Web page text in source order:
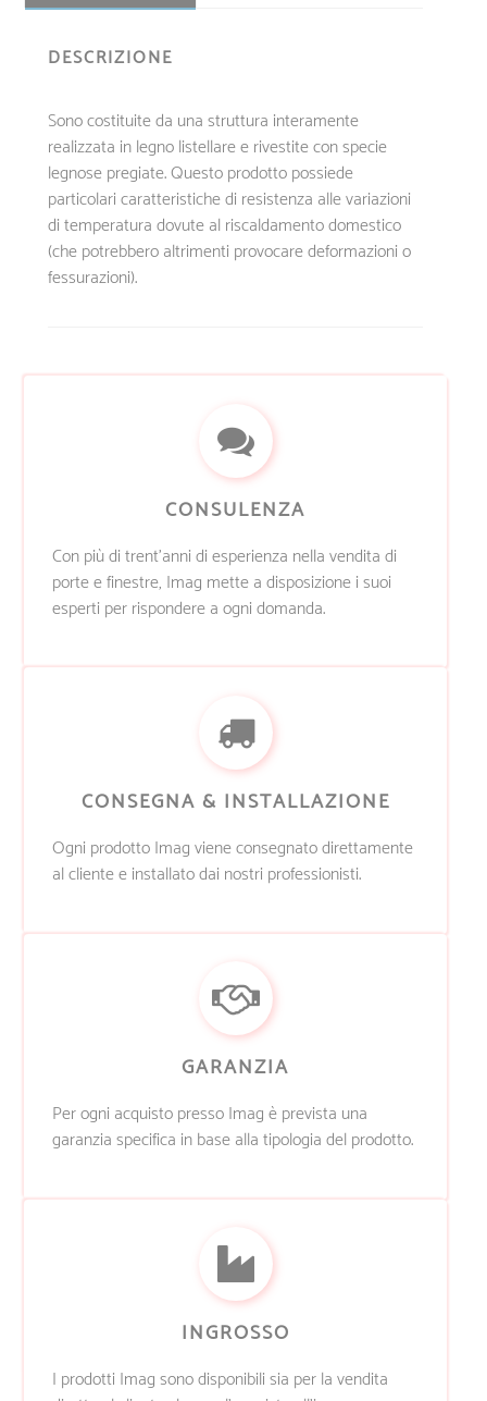
DESCRIZIONE
Sono costituite da una struttura interamente
realizzata in legno listellare e rivestite con specie
legnose pregiate. Questo prodotto possiede
particolari caratteristiche di resistenza alle variazioni
di temperatura dovute al riscaldamento domestico
(che potrebbero altrimenti provocare deformazioni o
fessurazioni).
CONSULENZA
Con più di trent’anni di esperienza nella vendita di
porte e finestre, Imag mette a disposizione i suoi
esperti per rispondere a ogni domanda.
CONSEGNA & INSTALLAZIONE
Ogni prodotto Imag viene consegnato direttamente
al cliente e installato dai nostri professionisti.
GARANZIA
Per ogni acquisto presso Imag è prevista una
garanzia specifica in base alla tipologia del prodotto.
INGROSSO
I prodotti Imag sono disponibili sia per la vendita